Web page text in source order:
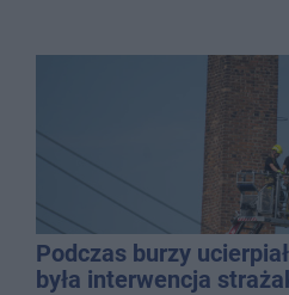
Podczas burzy
była interwencja